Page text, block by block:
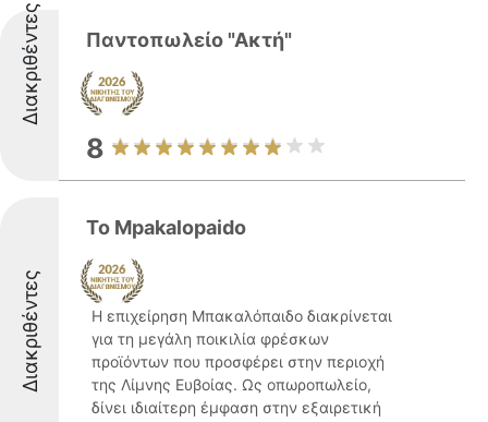
Διακριθέντες Παντοπωλείο "Ακτή"
8
Διακριθέντες
To Mpakalopaido
Η επιχείρηση Μπακαλόπαιδο διακρίνεται
για τη μεγάλη ποικιλία φρέσκων
προϊόντων που προσφέρει στην περιοχή
της Λίμνης Ευβοίας. Ως οπωροπωλείο,
δίνει ιδιαίτερη έμφαση στην εξαιρετική